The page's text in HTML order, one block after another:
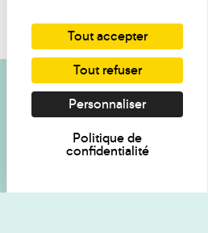
Je souhaite des
Inscrivez-vous à la
Tout accepter
Tout refuser
Personnaliser
Politique de
confidentialité